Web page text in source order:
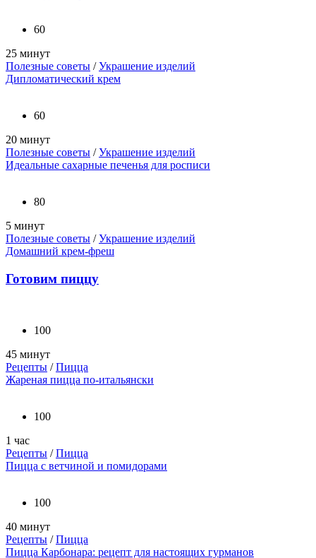
60
25 минут
Полезные советы /Украшение изделий
Дипломатический крем
60
20 минут
Полезные советы /Украшение изделий
Идеальные сахарные печенья для росписи
80
5 минут
Полезные советы /Украшение изделий
Домашний крем-фреш
Готовим пиццу
100
45 минут
Рецепты /Пицца
Жареная пицца по-итальянски
100
1 час
Рецепты /Пицца
Пицца с ветчиной и помидорами
100
40 минут
Рецепты /Пицца
Пицца Карбонара: рецепт для настоящих гурманов